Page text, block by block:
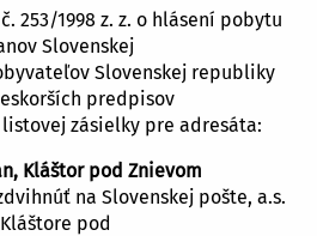
253/1998 z. z. o hlásení pobytu
Slovenskej
Slovenskej republiky
predpisov
zásielky pre adresáta:
Kláštor pod Znievom
na Slovenskej pošte, a.s.
pod